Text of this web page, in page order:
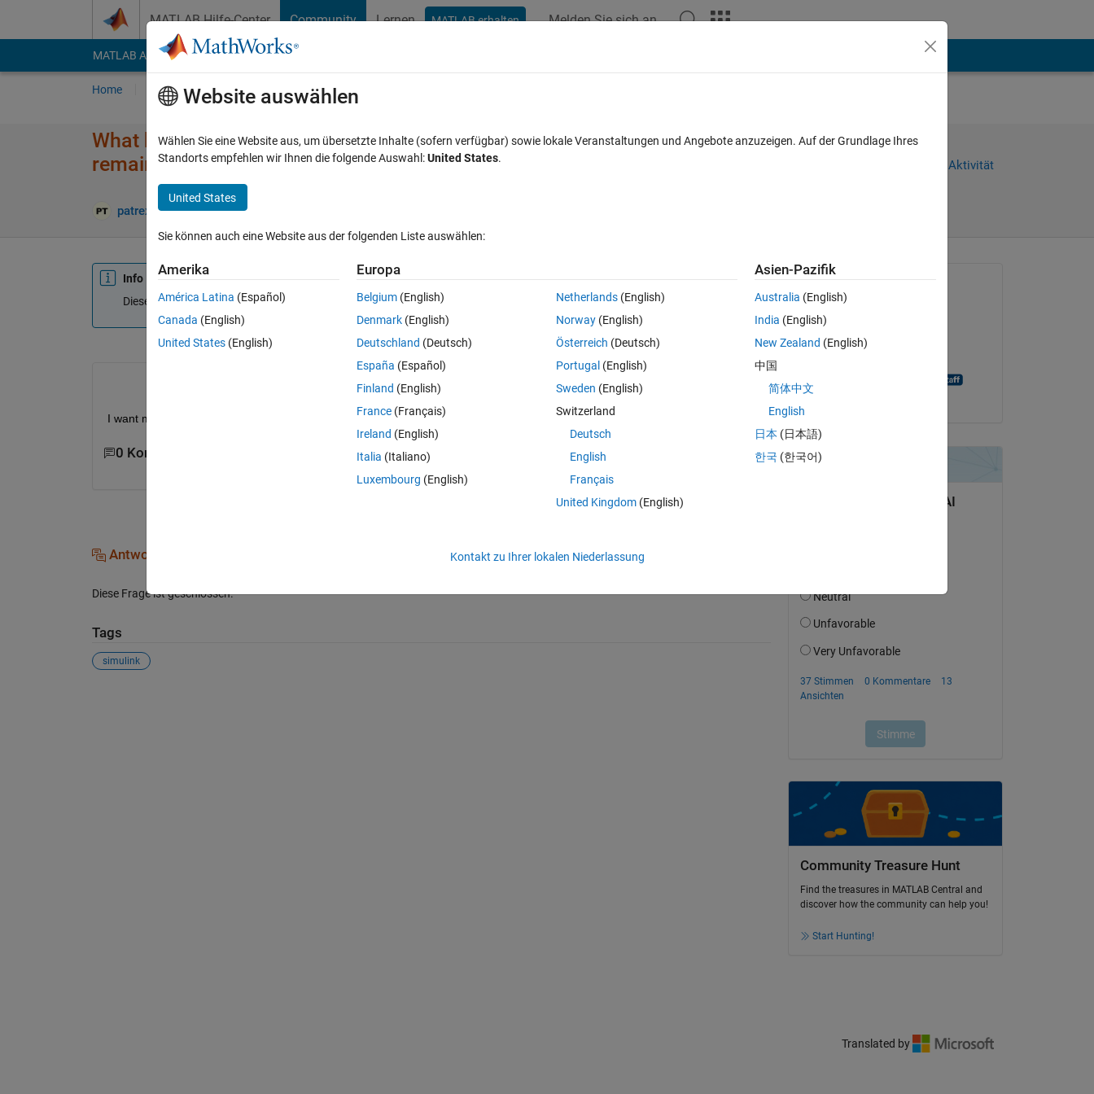
MATLAB Hilfe-Center Community Lernen MATLAB erhalten Melden Sie sich an
MATLAB Answers File Exchange Cody
Home Fragen Antworten Durchsuchen
What block should I use in simulink that once the signal hit zero, it will
remain zero until I manually change it?
patrexia tampon 17 Dez. 2019
Anmelden, um Aktivität
Info
Diese Frage ist geschlossen. Öffnen Sie sie erneut, um sie zu bearbeiten oder zu beantworten.
I want my signals to remain zero until I manually change it and rerun the simulation
0 Kommentare
Antworten (0)
Diese Frage ist geschlossen.
Tags
simulink
am 17 Dez. 2019
am 20 Aug. 2021
Community Treasure Hunt
Find the treasures in MATLAB Central and
discover how the community can help you!
Start Hunting!
Translated by
Website auswählen
Wählen Sie eine Website aus, um übersetzte Inhalte (sofern verfügbar) sowie lokale Veranstaltungen und Angebote anzuzeigen. Auf der Grundlage Ihres
Standorts empfehlen wir Ihnen die folgende Auswahl:United States.
United States
Sie können auch eine Website aus der folgenden Liste auswählen:
Amerika
América Latina (Español)
Canada (English)
United States (English)
Europa
Belgium (English)
Denmark (English)
Deutschland (Deutsch)
España (Español)
Finland (English)
France (Français)
Ireland (English)
Italia (Italiano)
Luxembourg (English)
Netherlands(English)
Norway(English)
Österreich (Deutsch)
Portugal (English)
Sweden (English)
Switzerland
Deutsch
English
Français
United Kingdom(English)
Asien-Pazifik
Australia (English)
India (English)
New Zealand (English)
中国
简体中文
English
日本 (日本語)
한국 (한국어)
Kontakt zu Ihrer lokalen Niederlassung